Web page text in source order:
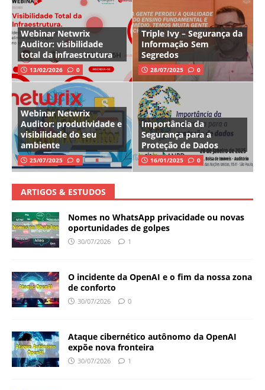
Webinar Netwrix
Auditor: visibilidade
total da infraestrutura
13/02/2026 0
Triple Ivy – Segurança da
Informação Sem
Segredos
28/07/2025 0
Webinar Netwrix
Auditor: produtividade e
visibilidade do seu
ambiente
25/07/2025 0
Importância da
Segurança para a
Proteção de Dados
16/01/2025 0
ARTIGOS & ESTUDOS
Nomes no WhatsApp privacidade ou novas
oportunidades de golpes
30/07/2026 1
O incidente da OpenAI e o fim da nossa zona
de conforto
30/07/2026 0
Ataque cibernético autônomo da OpenAI
expõe nova fronteira
30/07/2026 1